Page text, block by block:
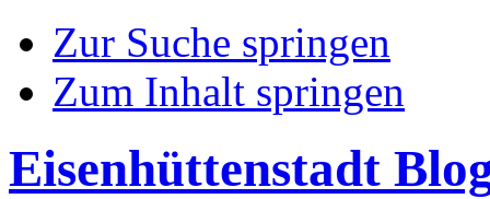
Zur Suche springen
Zum Inhalt springen
Eisenhüttenstadt